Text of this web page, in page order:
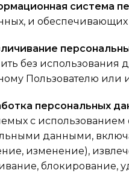
система
и
без
Пользователю или
персональных
с использованием
данными,
изменение),
блокирование,